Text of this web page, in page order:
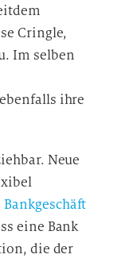
Cringle,
Im selben
ihre
Neue
Bankgeschäft
eine Bank
die der